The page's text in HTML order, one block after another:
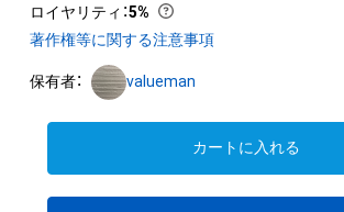
ロイヤリティ ：5%
著作権等に関する注意事項
保有者： valueman
カートに入れる